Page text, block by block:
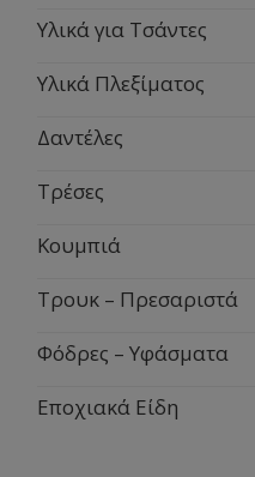
Υλικά για Τσάντες
Υλικά Πλεξίματος
Δαντέλες
Τρέσες
Κουμπιά
Τρουκ – Πρεσαριστά
Φόδρες – Υφάσματα
Εποχιακά Είδη